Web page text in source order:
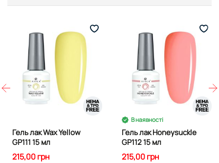
Гель лак Wax Yellow
GP111 15 мл
215,00 грн
В наявності
Гель лак Honeysuckle
GP112 15 мл
215,00 грн